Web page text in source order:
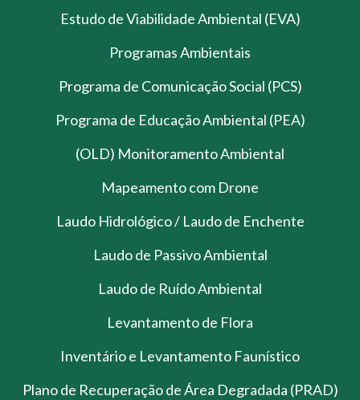
Estudo de Viabilidade Ambiental (EVA)
Programas Ambientais
Programa de Comunicação Social (PCS)
Programa de Educação Ambiental (PEA)
(OLD) Monitoramento Ambiental
Mapeamento com Drone
Laudo Hidrológico / Laudo de Enchente
Laudo de Passivo Ambiental
Laudo de Ruído Ambiental
Levantamento de Flora
Inventário e Levantamento Faunístico
Plano de Recuperação de Área Degradada (PRAD)